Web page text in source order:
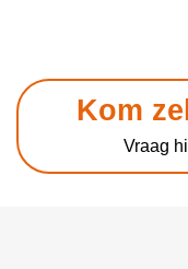
Kom
Vraag